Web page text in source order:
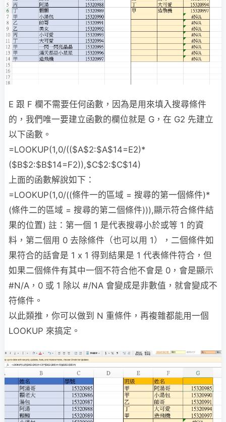
E 跟 F 欄不需要任何函數，因為是用來填入搜尋條件
的，我們唯一要建立函數的欄位就是 G，在 G2 先建立
以下函數。
=LOOKUP(1,0/(($A$2:$A$14=E2)*
($B$2:$B$14=F2)),$C$2:$C$14)
上面的函數解說如下：
=LOOKUP(1,0/((條件一的區域 = 搜尋的第一個條件)*
(條件二的區域 = 搜尋的第二個條件))),顯示符合條件結
果的位置) 註：第一個 1 是代表搜尋小於或等 1 的資
料，第二個用 0 去除條件（也可以用 1），二個條件如
果符合的話會是 1 x 1 得到結果是 1 代表條件符合，但
如果二個條件有其中一個不符合他不會是 0，會是顯示
#N/A，0 或 1 除以 #/NA 會變成是非數值，就會變成不
符條件。
以此類推，你可以做到 N 重條件，再複雜都能用一個
LOOKUP 來搞定。